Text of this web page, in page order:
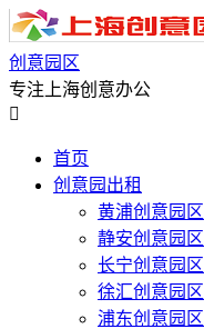
创意园区
专注上海创意办公

首页
创意园出租
黄浦创意园区
静安创意园区
长宁创意园区
徐汇创意园区
浦东创意园区